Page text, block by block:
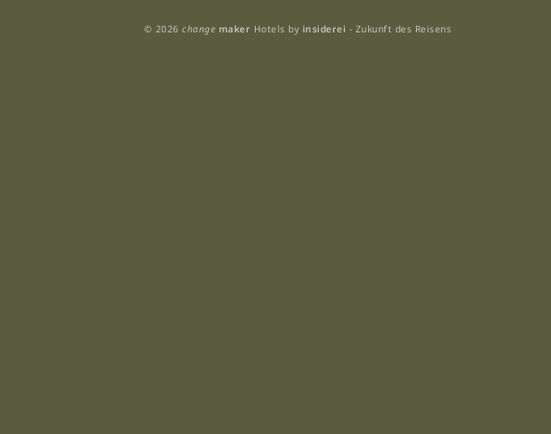
© 2026change maker Hotels by insiderei - Zukunft des Reisens